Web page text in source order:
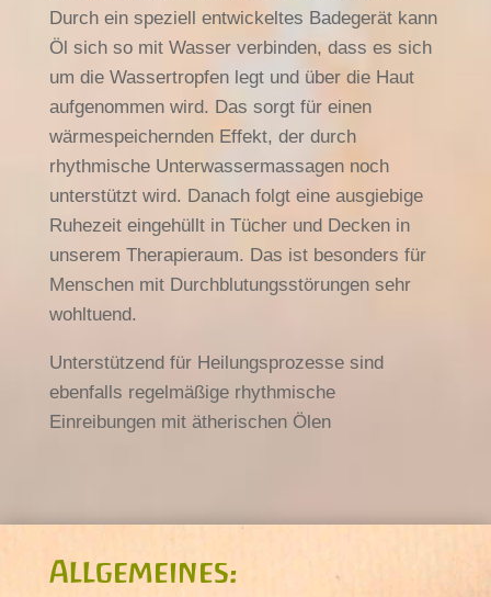
Durch ein speziell entwickeltes Badegerät kann
Öl sich so mit Wasser verbinden, dass es sich
um die Wassertropfen legt und über die Haut
aufgenommen wird. Das sorgt für einen
wärmespeichernden Effekt, der durch
rhythmische Unterwassermassagen noch
unterstützt wird. Danach folgt eine ausgiebige
Ruhezeit eingehüllt in Tücher und Decken in
unserem Therapieraum. Das ist besonders für
Menschen mit Durchblutungsstörungen sehr
wohltuend.
Unterstützend für Heilungsprozesse sind
ebenfalls regelmäßige rhythmische
Einreibungen mit ätherischen Ölen
Allgemeines: